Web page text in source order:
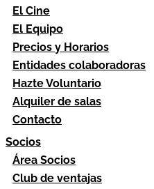
El Cine
El Equipo
Precios y Horarios
Entidades colaboradoras
Hazte Voluntario
Alquiler de salas
Contacto
Socios
Área Socios
Club de ventajas